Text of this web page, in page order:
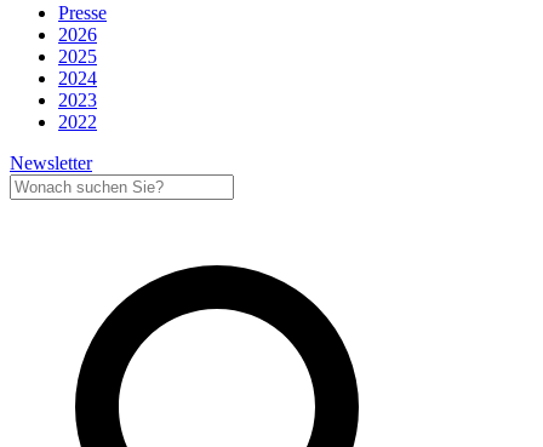
Presse
2026
2025
2024
2023
2022
Newsletter